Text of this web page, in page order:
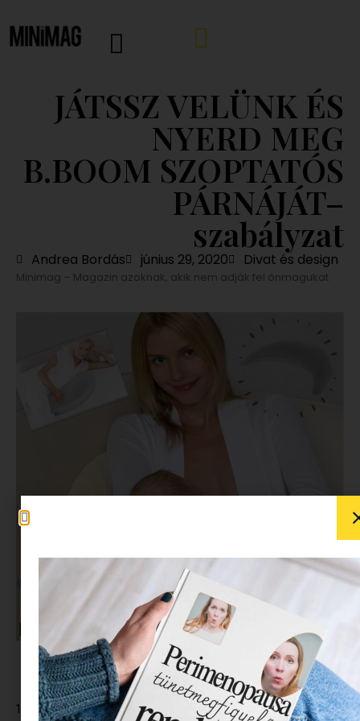
JÁTSSZ VELÜNK ÉS
NYERD MEG
B.BOOM SZOPTATÓS
PÁRNÁJÁT–
szabályzat
Andrea Bordás június 29, 2020 Divat és design
Minimag – Magazin azoknak, akik nem adják fel önmagukat
1. A JÁTÉK SZERVEZŐJE
1.1“A JÁTSSZ VELÜNK ÉS NYERD MEG B.BOOM SZOPTATÓS